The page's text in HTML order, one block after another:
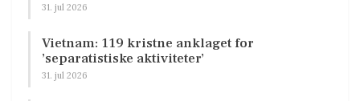
31. jul 2026
Vietnam: 119 kristne anklaget for
’separatistiske aktiviteter’
31. jul 2026